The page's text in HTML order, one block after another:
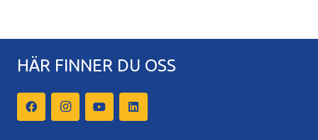
HÄR FINNER DU OSS